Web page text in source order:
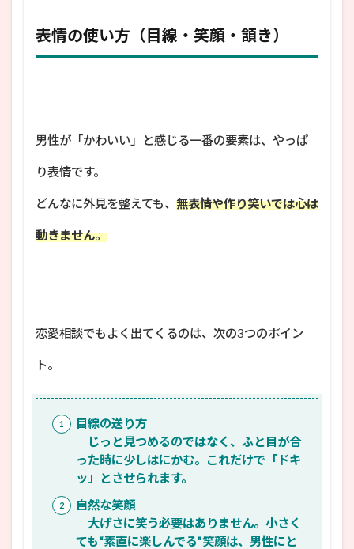
表情の使い方（目線・笑顔・頷き）
男性が「かわいい」と感じる一番の要素は、やっぱ
り表情です。
どんなに外見を整えても、 無表情や作り笑いでは心は
動きません。
恋愛相談でもよく出てくるのは、次の3つのポイン
ト。
目線の送り方
じっと見つめるのではなく、ふと目が合
った時に少しはにかむ。これだけで「ドキ
ッ」とさせられます。
自然な笑顔
大げさに笑う必要はありません。小さく
ても“素直に楽しんでる”笑顔は、男性にと